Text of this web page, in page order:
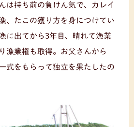
は持ち前の負けん気で、カレイ
、たこの獲り方を身につけてい
に出てから3年目、晴れて漁業
漁業権も取得。お父さんから
式をもらって独立を果たしたの